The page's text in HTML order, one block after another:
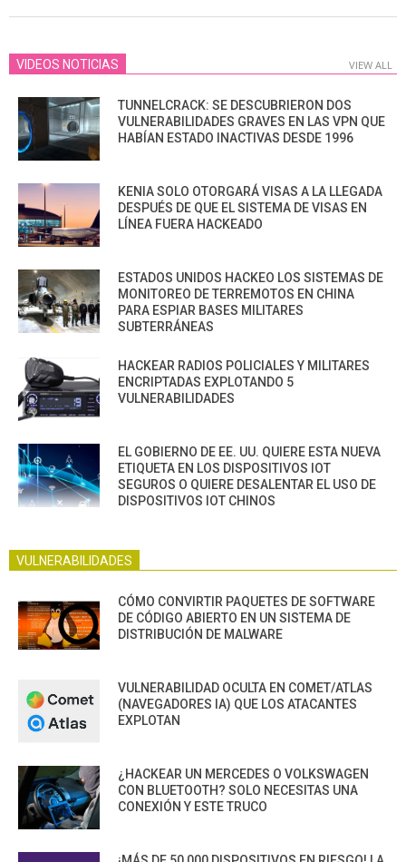
VIDEOS NOTICIAS VIEW ALL
TUNNELCRACK: SE DESCUBRIERON DOS
VULNERABILIDADES GRAVES EN LAS VPN QUE
HABÍAN ESTADO INACTIVAS DESDE 1996
KENIA SOLO OTORGARÁ VISAS A LA LLEGADA
DESPUÉS DE QUE EL SISTEMA DE VISAS EN
LÍNEA FUERA HACKEADO
ESTADOS UNIDOS HACKEO LOS SISTEMAS DE
MONITOREO DE TERREMOTOS EN CHINA
PARA ESPIAR BASES MILITARES
SUBTERRÁNEAS
HACKEAR RADIOS POLICIALES Y MILITARES
ENCRIPTADAS EXPLOTANDO 5
VULNERABILIDADES
EL GOBIERNO DE EE. UU. QUIERE ESTA NUEVA
ETIQUETA EN LOS DISPOSITIVOS IOT
SEGUROS O QUIERE DESALENTAR EL USO DE
DISPOSITIVOS IOT CHINOS
VULNERABILIDADES
CÓMO CONVIRTIR PAQUETES DE SOFTWARE
DE CÓDIGO ABIERTO EN UN SISTEMA DE
DISTRIBUCIÓN DE MALWARE
VULNERABILIDAD OCULTA EN COMET/ATLAS
(NAVEGADORES IA) QUE LOS ATACANTES
EXPLOTAN
¿HACKEAR UN MERCEDES O VOLKSWAGEN
CON BLUETOOTH? SOLO NECESITAS UNA
CONEXIÓN Y ESTE TRUCO